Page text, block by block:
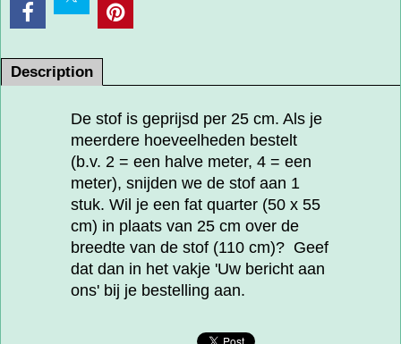
Description
De stof is geprijsd per 25 cm. Als je
meerdere hoeveelheden bestelt
(b.v. 2 = een halve meter, 4 = een
meter), snijden we de stof aan 1
stuk. Wil je een fat quarter (50 x 55
cm) in plaats van 25 cm over de
breedte van de stof (110 cm)? Geef
dat dan in het vakje 'Uw bericht aan
ons' bij je bestelling aan.